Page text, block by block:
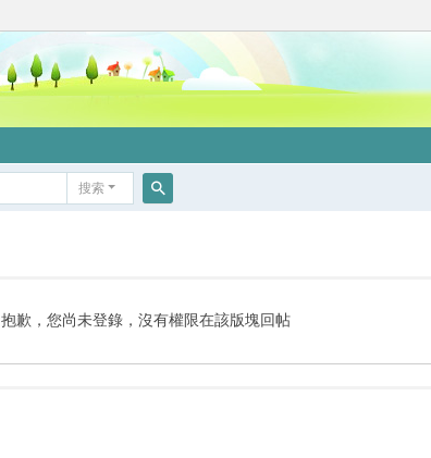
搜索
抱歉，您尚未登錄，沒有權限在該版塊回帖